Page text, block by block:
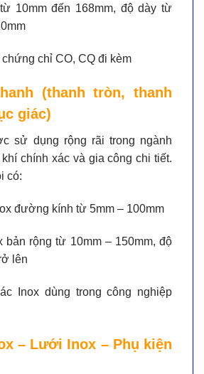
10mm đến 168mm, độ dày từ
chỉ CO, CQ đi kèm
(thanh tròn, thanh
giác)
sử dụng rộng rãi trong ngành
chính xác và gia công chi tiết.
có:
đường kính từ 5mm – 100mm
bản rộng từ 10mm – 150mm, độ
lên
Inox dùng trong công nghiệp
– Lưới Inox – Phụ kiện